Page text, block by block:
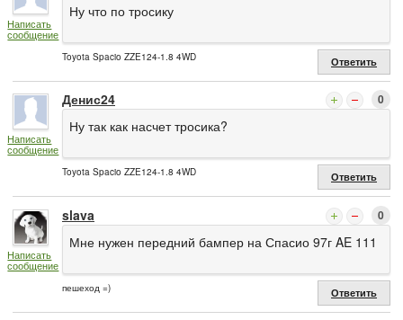
Написать
сообщение
Ну что по тросику
Toyota Spacio ZZE124-1.8 4WD Ответить
Написать
сообщение
Денис24 0
Ну так как насчет тросика?
Toyota Spacio ZZE124-1.8 4WD Ответить
Написать
сообщение
slava 0
Мне нужен передний бампер на Спасио 97г AE 111
пешеход =) Ответить